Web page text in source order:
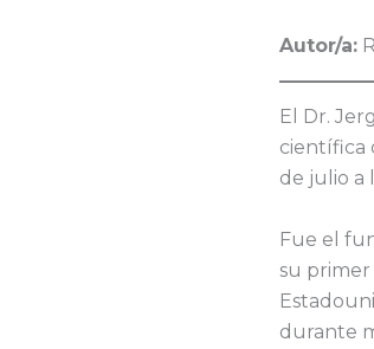
Autor/a:
El Dr.
científica
de julio a
Fue el
su primer
durante